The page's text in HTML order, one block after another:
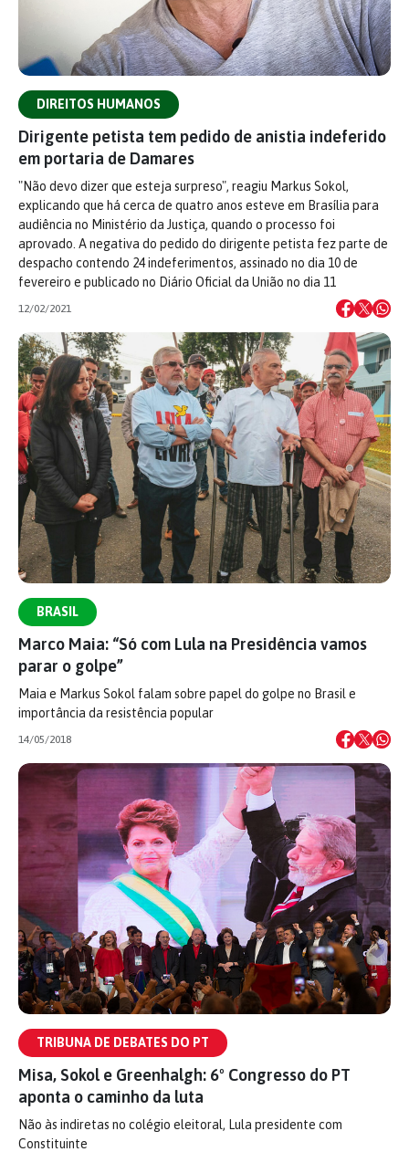
DIREITOS HUMANOS
Dirigente petista tem pedido de anistia indeferido
em portaria de Damares
"Não devo dizer que esteja surpreso", reagiu Markus Sokol,
explicando que há cerca de quatro anos esteve em Brasília para
audiência no Ministério da Justiça, quando o processo foi
aprovado. A negativa do pedido do dirigente petista fez parte de
despacho contendo 24 indeferimentos, assinado no dia 10 de
fevereiro e publicado no Diário Oficial da União no dia 11
12/02/2021
BRASIL
Marco Maia: “Só com Lula na Presidência vamos
parar o golpe”
Maia e Markus Sokol falam sobre papel do golpe no Brasil e
importância da resistência popular
14/05/2018
TRIBUNA DE DEBATES DO PT
Misa, Sokol e Greenhalgh: 6º Congresso do PT
aponta o caminho da luta
Não às indiretas no colégio eleitoral, Lula presidente com
Constituinte